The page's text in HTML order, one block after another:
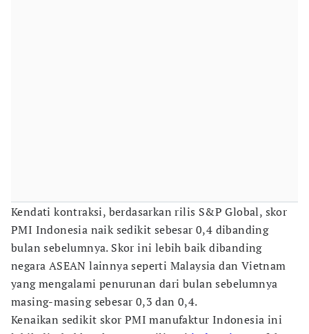
Kendati kontraksi, berdasarkan rilis S&P Global, skor
PMI Indonesia naik sedikit sebesar 0,4 dibanding
bulan sebelumnya. Skor ini lebih baik dibanding
negara ASEAN lainnya seperti Malaysia dan Vietnam
yang mengalami penurunan dari bulan sebelumnya
masing-masing sebesar 0,3 dan 0,4.
Kenaikan sedikit skor PMI manufaktur Indonesia ini